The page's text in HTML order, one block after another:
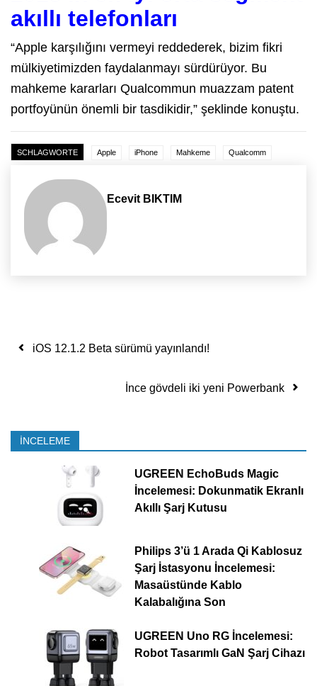
akıllı telefonları
“Apple karşılığını vermeyi reddederek, bizim fikri
mülkiyetimizden faydalanmayı sürdürüyor. Bu
mahkeme kararları Qualcommun muazzam patent
portfoyünün önemli bir tasdikidir,” şeklinde konuştu.
SCHLAGWORTE Apple iPhone Mahkeme Qualcomm
Ecevit BIKTIM
Yazı dolaşımı
iOS 12.1.2 Beta sürümü yayınlandı!
İnce gövdeli iki yeni Powerbank
İNCELEME
UGREEN EchoBuds Magic
İncelemesi: Dokunmatik Ekranlı
Akıllı Şarj Kutusu
Philips 3’ü 1 Arada Qi Kablosuz
Şarj İstasyonu İncelemesi:
Masaüstünde Kablo
Kalabalığına Son
UGREEN Uno RG İncelemesi:
Robot Tasarımlı GaN Şarj Cihazı